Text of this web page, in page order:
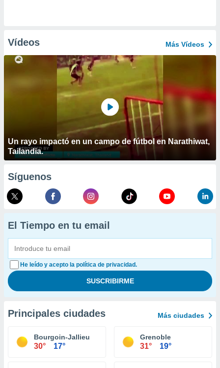
Vídeos Más Vídeos
Un rayo impactó en un campo de fútbol en Narathiwat,
Tailandia.
Síguenos
El Tiempo en tu email
He leído y acepto la política de privacidad.
Principales ciudades Más ciudades
Bourgoin-Jallieu
30° 17°
Grenoble
31° 19°